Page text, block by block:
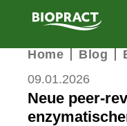
PRODUKTE
LEISTUNGEN
FORSCHUNG
Home Blog
09.01.2026
Neue peer-